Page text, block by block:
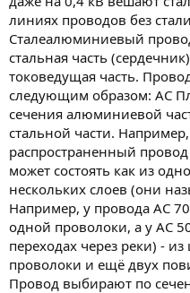
линиях проводов без
Сталеалюминиевый
стальная часть
токоведущая часть.
следующим образом: АС
сечения алюминиевой
стальной части.
распространенный
может состоять как из
нескольких слоев (они
Например, у провода АС
одной проволоки, а у АС
переходах через реки) -
проволоки и ещё двух
Провод выбирают по